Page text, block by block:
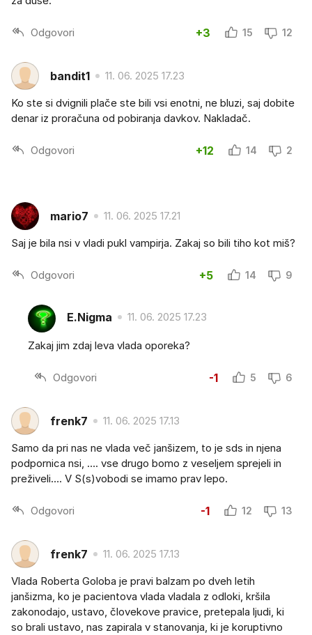
Odgovori +3 15 12
bandit1 11. 06. 2025 17.23
Ko ste si dvignili plače ste bili vsi enotni, ne bluzi, saj dobite
denar iz proračuna od pobiranja davkov. Nakladač.
Odgovori +12 14 2
mario7 11. 06. 2025 17.21
Saj je bila nsi v vladi pukl vampirja. Zakaj so bili tiho kot miš?
Odgovori +5 14 9
E.Nigma 11. 06. 2025 17.23
Zakaj jim zdaj leva vlada oporeka?
Odgovori -1 5 6
frenk7 11. 06. 2025 17.13
Samo da pri nas ne vlada več janšizem, to je sds in njena
podpornica nsi, …. vse drugo bomo z veseljem sprejeli in
preživeli…. V S(s)vobodi se imamo prav lepo.
Odgovori -1 12 13
frenk7 11. 06. 2025 17.13
Vlada Roberta Goloba je pravi balzam po dveh letih
janšizma, ko je pacientova vlada vladala z odloki, kršila
zakonodajo, ustavo, človekove pravice, pretepala ljudi, ki
so brali ustavo, nas zapirala v stanovanja, ki je koruptivno